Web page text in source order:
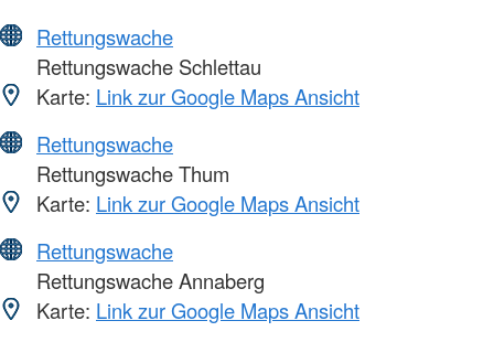
Rettungswache
Rettungswache Schlettau
Karte: Link zur Google Maps Ansicht
Rettungswache
Rettungswache Thum
Karte: Link zur Google Maps Ansicht
Rettungswache
Rettungswache Annaberg
Karte: Link zur Google Maps Ansicht